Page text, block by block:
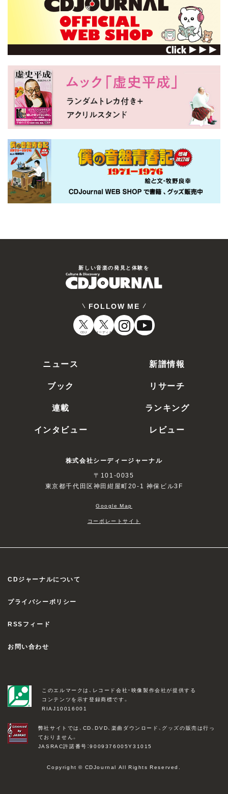
新しい⾳楽の発⾒と体験を
FOLLOW ME
CDJ オーディオ
ニュース
新譜情報
ブック
リサーチ
連載
ランキング
インタビュー
レビュー
株式会社シーディージャーナル
〒101-0035
東京都千代田区神田紺屋町20-1 神保ビル3F
Google Map
コーポレートサイト
CDジャーナルについて
プライバシーポリシー
RSSフィード
お問い合わせ
このエルマークは、レコード会社・映像製作会社が提供する
コンテンツを示す登録商標です。
RIAJ10016001
弊社サイトでは、CD、DVD、楽曲ダウンロード、グッズの販売は行っ
ておりません。
JASRAC許諾番号：9009376005Y31015
Copyright © CDJournal All Rights Reserved.